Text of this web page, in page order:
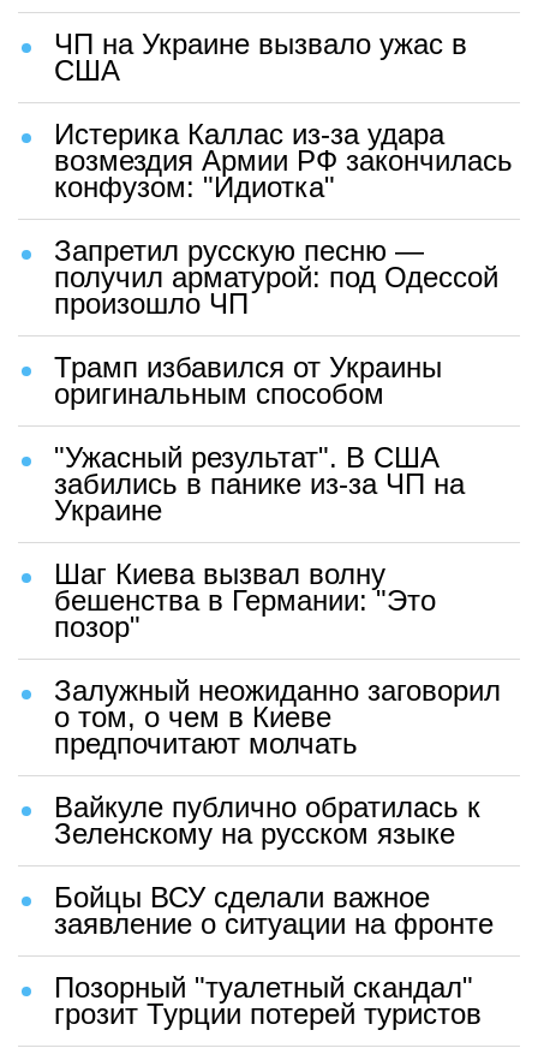
ЧП на Украине вызвало ужас в
США
Истерика Каллас из-за удара
возмездия Армии РФ закончилась
конфузом: "Идиотка"
Запретил русскую песню —
получил арматурой: под Одессой
произошло ЧП
Трамп избавился от Украины
оригинальным способом
"Ужасный результат". В США
забились в панике из-за ЧП на
Украине
Шаг Киева вызвал волну
бешенства в Германии: "Это
позор"
Залужный неожиданно заговорил
о том, о чем в Киеве
предпочитают молчать
Вайкуле публично обратилась к
Зеленскому на русском языке
Бойцы ВСУ сделали важное
заявление о ситуации на фронте
Позорный "туалетный скандал"
грозит Турции потерей туристов